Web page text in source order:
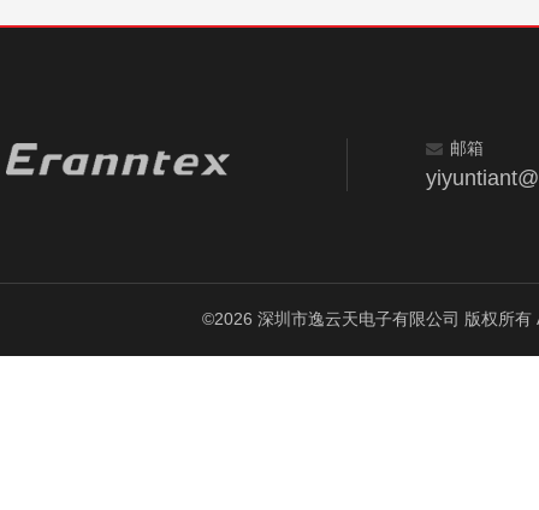
邮箱
©2026 深圳市逸云天电子有限公司 版权所有